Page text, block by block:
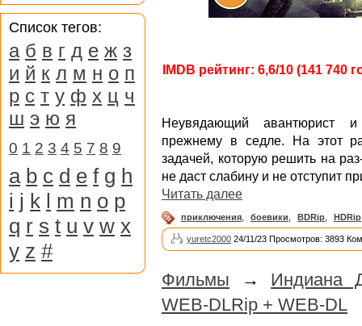
IMDB рейтинг: 6,6/10 (141 740
Неувядающий авантюрист и
прежнему в седле. На этот
задачей, которую решить на
не даст слабину и не отступит
Читать далее
приключения боевики BDRip HDRip
yuretc2000 24/11/23 Просмотров: 3893
Фильмы → Индиана
WEB-DLRip + WEB-DL
Список тегов:
а б в г д е ж з
и й к л м н о п
р с т у ф х ц ч
ш э ю я
0 1 2 3 4 5 7 8 9
a b c d e f g h
i j k l m n o p
q r s t u v w x
y z #